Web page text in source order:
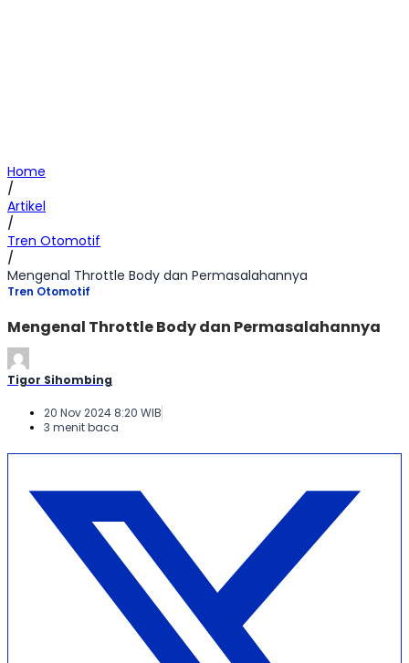
Home
/
Artikel
/
Tren Otomotif
/
Mengenal Throttle Body dan Permasalahannya
Tren Otomotif
Mengenal Throttle Body dan Permasalahannya
Tigor Sihombing
20 Nov 2024 8:20 WIB
3 menit baca